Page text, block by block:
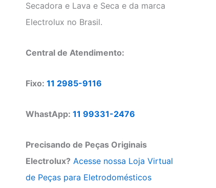
Secadora e Lava e Seca e da marca
Electrolux no Brasil.
Central de Atendimento:
Fixo: 11 2985-9116
WhastApp: 11 99331-2476
Precisando de Peças Originais
Electrolux? Acesse nossa Loja Virtual
de Peças para Eletrodomésticos